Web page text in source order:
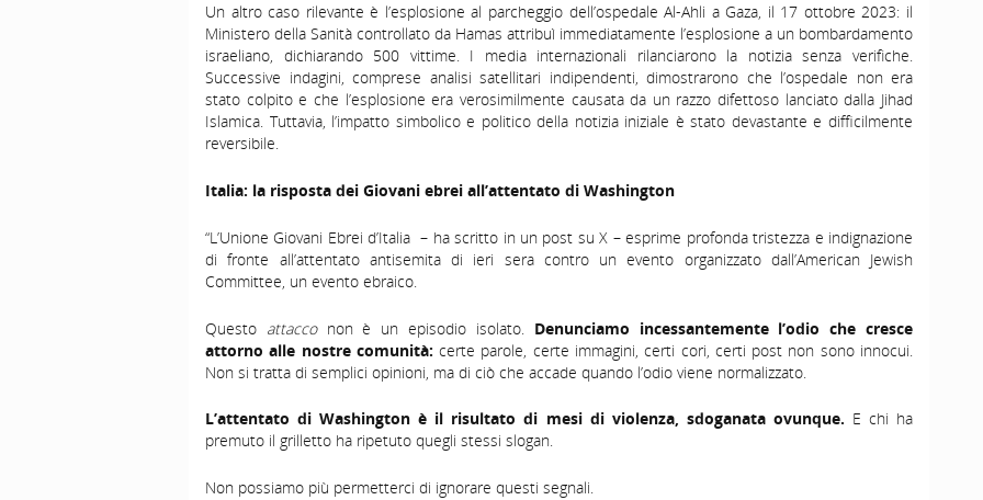
Un altro caso rilevante è l’esplosione al parcheggio dell’ospedale Al-Ahli a Gaza, il 17 ottobre 2023: il
Ministero della Sanità controllato da Hamas attribuì immediatamente l’esplosione a un bombardamento
israeliano, dichiarando 500 vittime. I media internazionali rilanciarono la notizia senza verifiche.
Successive indagini, comprese analisi satellitari indipendenti, dimostrarono che l’ospedale non era
stato colpito e che l’esplosione era verosimilmente causata da un razzo difettoso lanciato dalla Jihad
Islamica. Tuttavia, l’impatto simbolico e politico della notizia iniziale è stato devastante e difficilmente
reversibile.
Italia: la risposta dei Giovani ebrei all’attentato di Washington
“L’Unione Giovani Ebrei d’Italia – ha scritto in un post su X – esprime profonda tristezza e indignazione
di fronte all’attentato antisemita di ieri sera contro un evento organizzato dall’American Jewish
Committee, un evento ebraico.
Questo attacconon è un episodio isolato. Denunciamo incessantemente l’odio che cresce
attorno alle nostre comunità: certe parole, certe immagini, certi cori, certi post non sono innocui.
Non si tratta di semplici opinioni, ma di ciò che accade quando l’odio viene normalizzato.
L’attentato di Washington è il risultato di mesi di violenza, sdoganata ovunque. E chi ha
premuto il grilletto ha ripetuto quegli stessi slogan.
Non possiamo più permetterci di ignorare questi segnali.